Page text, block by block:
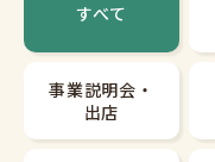
すべて
事業説明会・
出店